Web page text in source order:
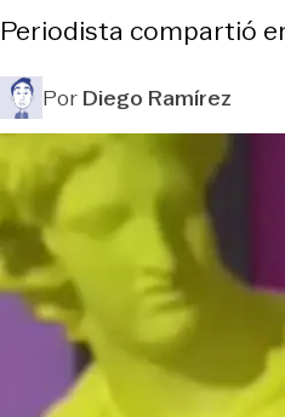
Periodista compartió
PorDiego Ramírez